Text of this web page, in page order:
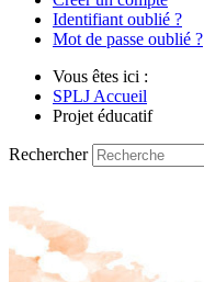
Identifiant oublié ?
Mot de passe oublié ?
Vous êtes ici :
SPLJ Accueil
Projet éducatif
Rechercher